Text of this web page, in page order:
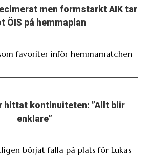
men formstarkt AIK tar
ÖIS på hemmaplan
favoriter inför hemmamatchen
hittat kontinuiteten: ”Allt blir
enklare”
börjat falla på plats för Lukas